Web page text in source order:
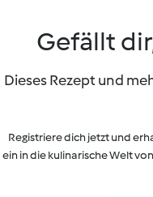
Gefällt
Dieses Rezept und
Registriere dich jetzt und
ein in die kulinarische Welt